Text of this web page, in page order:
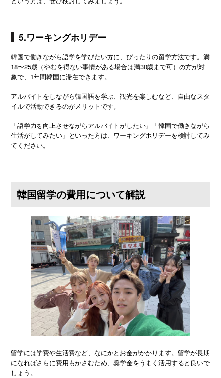
5.ワーキングホリデー
韓国で働きながら語学を学びたい方に、ぴったりの留学方法です。満
18〜25歳（やむを得ない事情がある場合は満30歳まで可）の方が対
象で、1年間韓国に滞在できます。
アルバイトをしながら韓国語を学ぶ、観光を楽しむなど、自由なスタ
イルで活動できるのがメリットです。
「語学力を向上させながらアルバイトがしたい」「韓国で働きながら
生活がしてみたい」といった方は、ワーキングホリデーを検討してみ
てください。
韓国留学の費用について解説
留学には学費や生活費など、なにかとお金がかかります。留学が長期
になればさらに費用もかさむため、奨学金をうまく活用すると良いで
しょう。